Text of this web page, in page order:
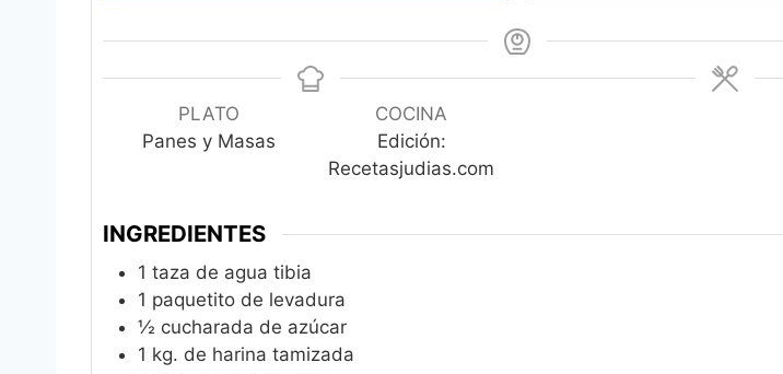
PLATO
Panes y Masas
COCINA
Edición:
Recetasjudias.com
INGREDIENTES
1 taza de agua tibia
1 paquetito de levadura
½ cucharada de azúcar
1 kg. de harina tamizada